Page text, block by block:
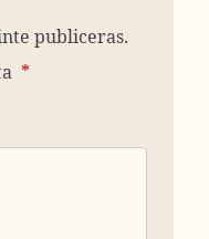
publiceras.
*